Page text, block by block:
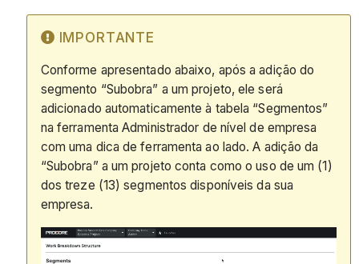
IMPORTANTE
Conforme apresentado abaixo, após a adição do
segmento “Subobra” a um projeto, ele será
adicionado automaticamente à tabela “Segmentos”
na ferramenta Administrador de nível de empresa
com uma dica de ferramenta ao lado. A adição da
“Subobra” a um projeto conta como o uso de um (1)
dos treze (13) segmentos disponíveis da sua
empresa.